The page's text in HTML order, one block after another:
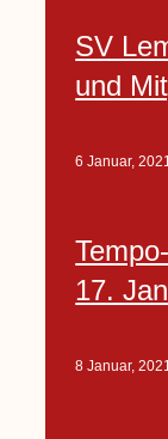
SV
und
6 Januar, 2021
17.
8 Januar, 2021